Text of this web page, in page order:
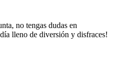
no tengas dudas en
lleno de diversión y disfraces!